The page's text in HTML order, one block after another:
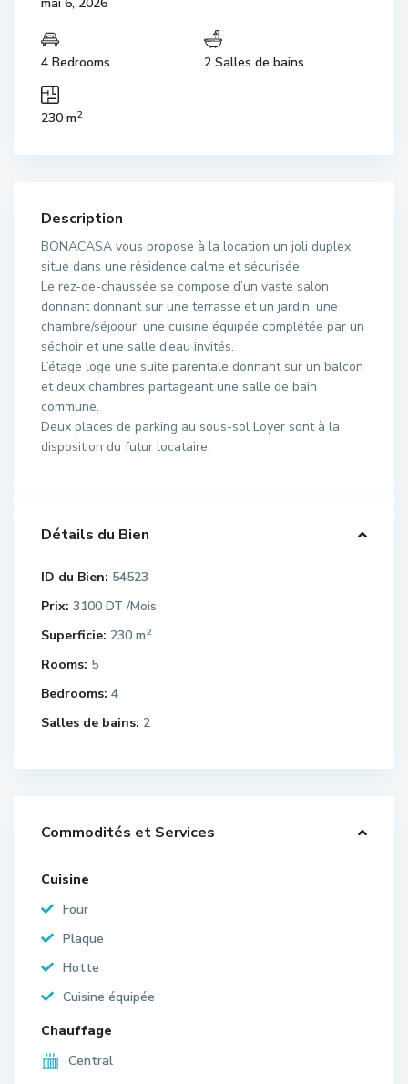
4 Bedrooms 2 Salles de bains
230 m2
Description
BONACASA vous propose à la location un joli duplex
situé dans une résidence calme et sécurisée.
Le rez-de-chaussée se compose d’un vaste salon
donnant donnant sur une terrasse et un jardin, une
chambre/séjoour, une cuisine équipée complétée par un
séchoir et une salle d’eau invités.
L’étage loge une suite parentale donnant sur un balcon
et deux chambres partageant une salle de bain
commune.
Deux places de parking au sous-sol Loyer sont à la
disposition du futur locataire.
Détails du Bien
ID du Bien: 54523
Prix: 3100 DT /Mois
Superficie: 230 m2
Rooms: 5
Bedrooms: 4
Salles de bains: 2
Commodités et Services
Cuisine
Four
Plaque
Hotte
Cuisine équipée
Chauffage
Central